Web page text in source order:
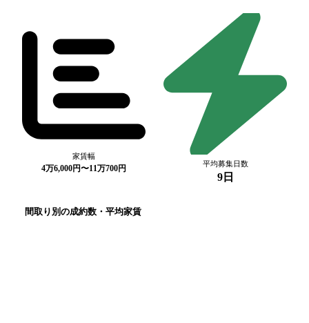
家賃幅
4万6,000円〜11万700円
平均募集日数
9日
間取り別の成約数・平均家賃